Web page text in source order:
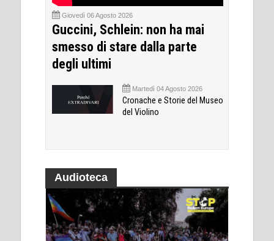
Giovedì 06 Agosto 2026
Guccini, Schlein: non ha mai
smesso di stare dalla parte
degli ultimi
Martedì 04 Agosto 2026
Cronache e Storie del Museo
del Violino
Audioteca